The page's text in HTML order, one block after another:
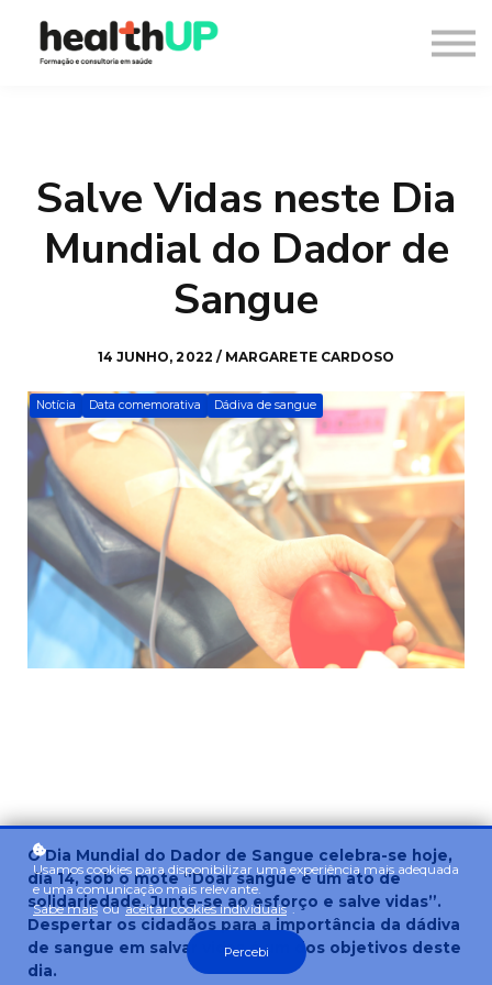
Blog
Registar
Salve Vidas neste Dia
Mundial do Dador de
Sangue
14 JUNHO, 2022 / MARGARETE CARDOSO
Notícia Data comemorativa Dádiva de sangue
O Dia Mundial do Dador de Sangue celebra-se hoje,
dia 14, sob o mote “Doar sangue é um ato de
solidariedade. Junte-se ao esforço e salve vidas”.
Despertar os cidadãos para a importância da dádiva
de sangue em salvar vidas é um dos objetivos deste
dia.
Usamos cookies para disponibilizar uma experiência mais adequada
e uma comunicação mais relevante.
Sabe mais ou aceitar cookies individuais .
Percebi